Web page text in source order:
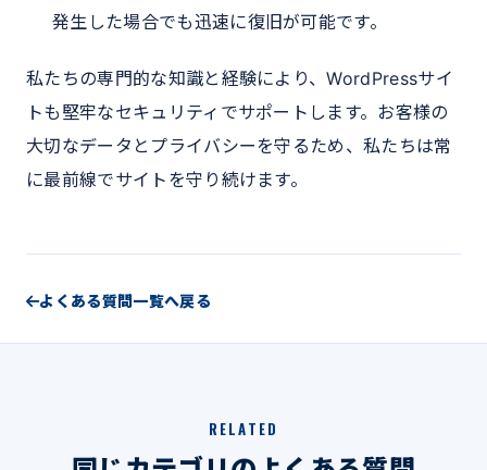
発生した場合でも迅速に復旧が可能です。
私たちの専門的な知識と経験により、WordPressサイ
トも堅牢なセキュリティでサポートします。お客様の
大切なデータとプライバシーを守るため、私たちは常
に最前線でサイトを守り続けます。
よくある質問一覧へ戻る
RELATED